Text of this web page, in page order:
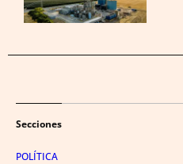
Secciones
POLÍTICA